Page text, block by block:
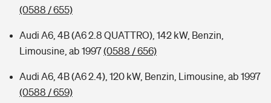
(0588 / 655)
Audi A6, 4B (A6 2.8 QUATTRO), 142 kW, Benzin,
Limousine, ab 1997(0588 / 656)
Audi A6, 4B (A6 2.4), 120 kW, Benzin, Limousine, ab 1997
(0588 / 659)